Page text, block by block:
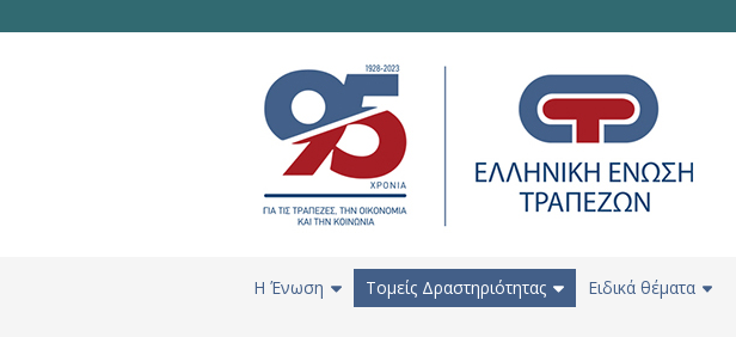
H Ένωση Τομείς Δραστηριότητας Ειδικά θέματα